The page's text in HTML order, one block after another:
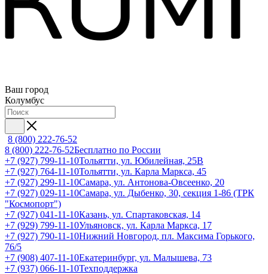
Ваш город
Колумбус
8 (800) 222-76-52
8 (800) 222-76-52Бесплатно по России
+7 (927) 799-11-10Тольятти, ул. Юбилейная, 25В
+7 (927) 764-11-10Тольятти, ул. Карла Маркса, 45
+7 (927) 299-11-10Самара, ул. Антонова-Овсеенко, 20
+7 (927) 029-11-10Самара, ул. Дыбенко, 30, секция 1-86 (ТРК
"Космопорт")
+7 (927) 041-11-10Казань, ул. Спартаковская, 14
+7 (929) 799-11-10Ульяновск, ул. Карла Маркса, 17
+7 (927) 790-11-10Нижний Новгород, пл. Максима Горького,
76/5
+7 (908) 407-11-10Екатеринбург, ул. Малышева, 73
+7 (937) 066-11-10Техподдержка